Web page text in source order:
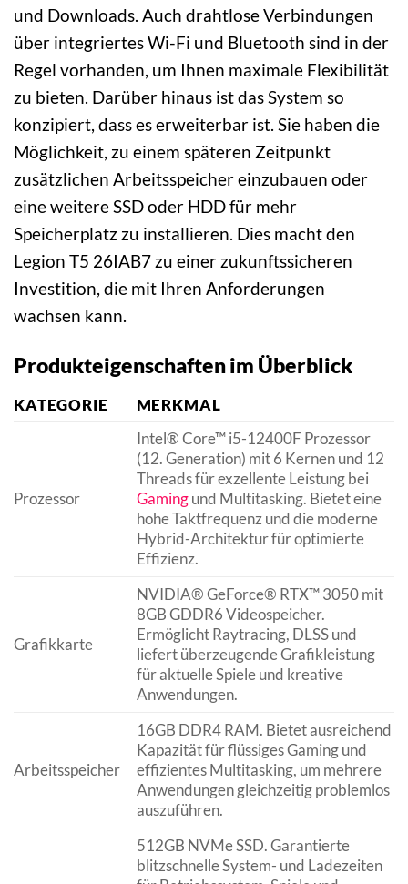
und Downloads. Auch drahtlose Verbindungen
über integriertes Wi-Fi und Bluetooth sind in der
Regel vorhanden, um Ihnen maximale Flexibilität
zu bieten. Darüber hinaus ist das System so
konzipiert, dass es erweiterbar ist. Sie haben die
Möglichkeit, zu einem späteren Zeitpunkt
zusätzlichen Arbeitsspeicher einzubauen oder
eine weitere SSD oder HDD für mehr
Speicherplatz zu installieren. Dies macht den
Legion T5 26IAB7 zu einer zukunftssicheren
Investition, die mit Ihren Anforderungen
wachsen kann.
Produkteigenschaften im Überblick
KATEGORIE MERKMAL
Prozessor
Intel® Core™ i5-12400F Prozessor
(12. Generation) mit 6 Kernen und 12
Threads für exzellente Leistung bei
Gamingund Multitasking. Bietet eine
hohe Taktfrequenz und die moderne
Hybrid-Architektur für optimierte
Effizienz.
Grafikkarte
NVIDIA® GeForce® RTX™ 3050 mit
8GB GDDR6 Videospeicher.
Ermöglicht Raytracing, DLSS und
liefert überzeugende Grafikleistung
für aktuelle Spiele und kreative
Anwendungen.
Arbeitsspeicher
16GB DDR4 RAM. Bietet ausreichend
Kapazität für flüssiges Gaming und
effizientes Multitasking, um mehrere
Anwendungen gleichzeitig problemlos
auszuführen.
512GB NVMe SSD. Garantierte
blitzschnelle System- und Ladezeiten